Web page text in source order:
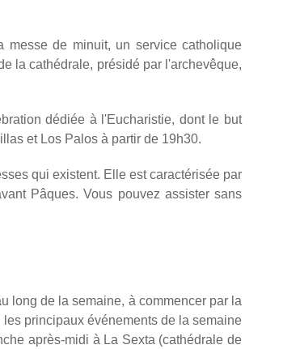
messe de minuit, un service catholique
la cathédrale, présidé par l'archevêque,
dédiée à l'Eucharistie, dont le but
et Los Palos à partir de 19h30.
qui existent. Elle est caractérisée par
Pâques. Vous pouvez assister sans
long de la semaine, à commencer par la
principaux événements de la semaine
après-midi à La Sexta (cathédrale de